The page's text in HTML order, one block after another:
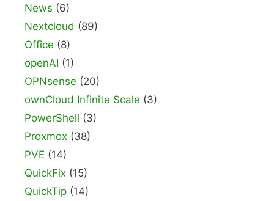
News (6)
Nextcloud (89)
Office (8)
openAI (1)
OPNsense (20)
ownCloud Infinite Scale (3)
PowerShell (3)
Proxmox (38)
PVE (14)
QuickFix (15)
QuickTip (14)